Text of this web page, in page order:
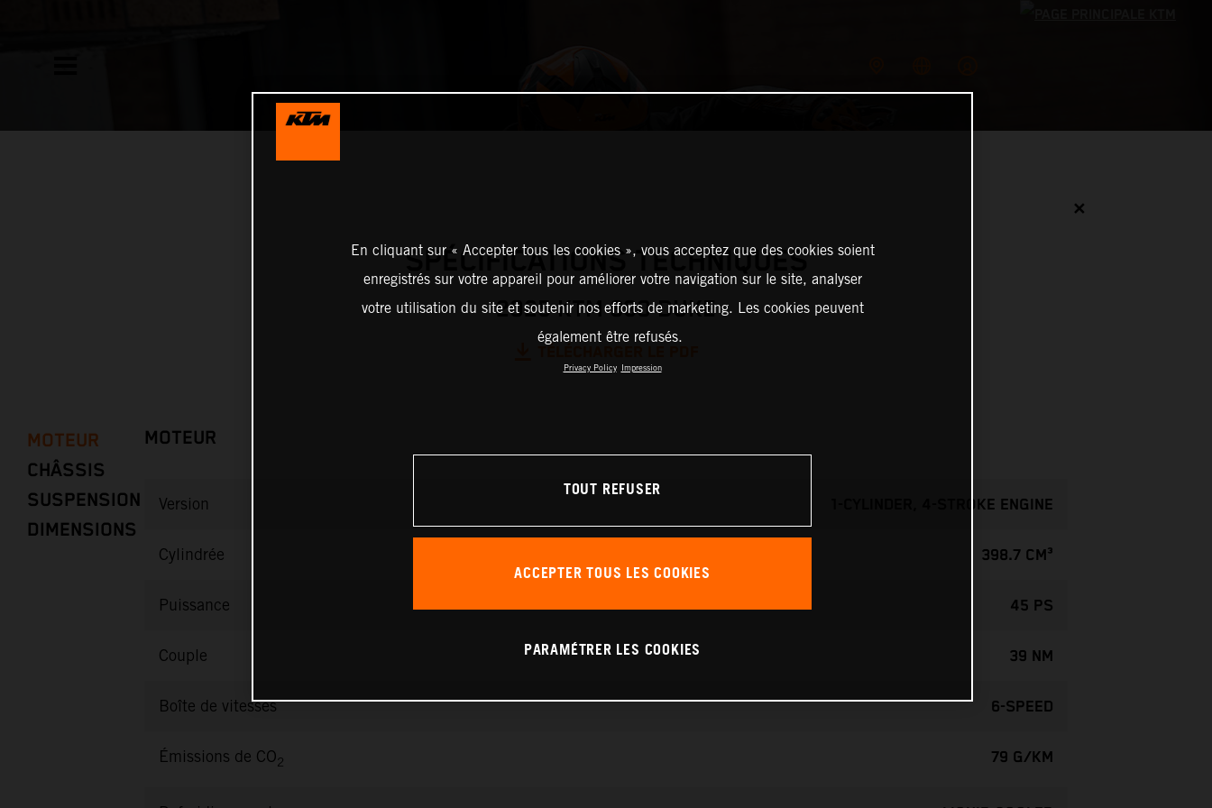
✕
SPÉCIFICATIONS TECHNIQUES
2025 KTM 390 DUKE
MOTEUR
CHÂSSIS
SUSPENSION
DIMENSIONS
MOTEUR
Version 1-CYLINDER, 4-STROKE ENGINE
Cylindrée 398.7 CM³
Puissance 45 PS
Couple 39 NM
Boîte de vitesses 6-SPEED
Émissions de CO2 79 G/KM
En cliquant sur « Accepter tous les cookies », vous acceptez que des cookies soient
enregistrés sur votre appareil pour améliorer votre navigation sur le site, analyser
votre utilisation du site et soutenir nos efforts de marketing. Les cookies peuvent
également être refusés.
Privacy Policy Impression
TOUT REFUSER
ACCEPTER TOUS LES COOKIES
PARAMÉTRER LES COOKIES